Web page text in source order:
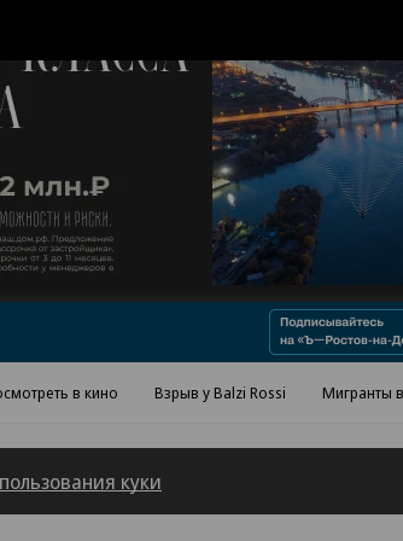
Реклама в «Ъ» www.kommersant.ru/ad
в кино Взрыв у Balzi Rossi Мигранты
куки